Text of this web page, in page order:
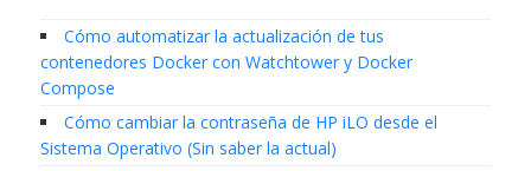
Cómo automatizar la actualización de tus
contenedores Docker con Watchtower y Docker
Compose
Cómo cambiar la contraseña de HP iLO desde el
Sistema Operativo (Sin saber la actual)